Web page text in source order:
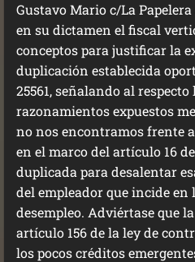
Gustavo Mario c/La
en su dictamen el fiscal
conceptos para justificar la
duplicación establecida
25561, señalando al respecto
razonamientos expuestos
no nos encontramos frente
en el marco del artículo 16
duplicada para desalentar
del empleador que incide
desempleo. Adviértase que
artículo 156 de la ley de
los pocos créditos